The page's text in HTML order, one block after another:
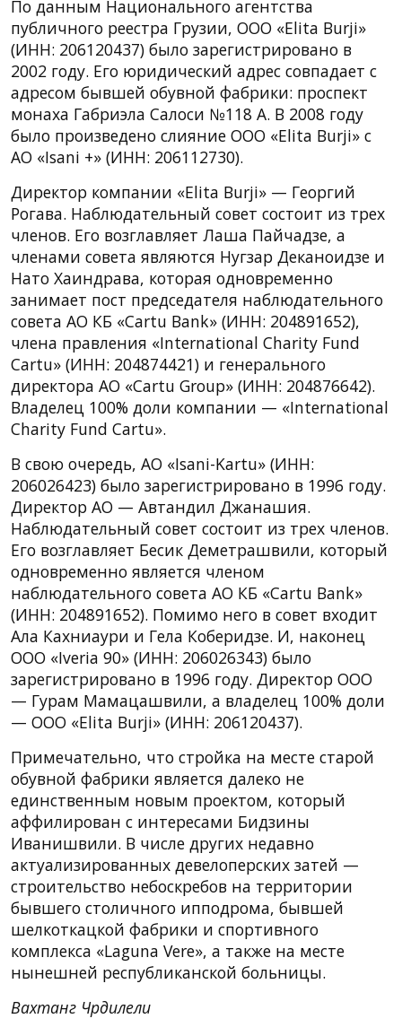
По данным Национального агентства
публичного реестра Грузии, ООО «Elita Burji»
(ИНН: 206120437) было зарегистрировано в
2002 году. Его юридический адрес совпадает с
адресом бывшей обувной фабрики: проспект
монаха Габриэла Салоси №118 А. В 2008 году
было произведено слияние ООО «Elita Burji» с
АО «Isani +» (ИНН: 206112730).
Директор компании «Elita Burji» — Георгий
Рогава. Наблюдательный совет состоит из трех
членов. Его возглавляет Лаша Пайчадзе, а
членами совета являются Нугзар Деканоидзе и
Нато Хаиндрава, которая одновременно
занимает пост председателя наблюдательного
совета АО КБ «Cartu Bank» (ИНН: 204891652),
члена правления «International Charity Fund
Cartu» (ИНН: 204874421) и генерального
директора АО «Cartu Group» (ИНН: 204876642).
Владелец 100% доли компании — «International
Charity Fund Cartu».
В свою очередь, АО «Isani-Kartu» (ИНН:
206026423) было зарегистрировано в 1996 году.
Директор АО — Автандил Джанашия.
Наблюдательный совет состоит из трех членов.
Его возглавляет Бесик Деметрашвили, который
одновременно является членом
наблюдательного совета АО КБ «Cartu Bank»
(ИНН: 204891652). Помимо него в совет входит
Ала Кахниаури и Гела Коберидзе. И, наконец
ООО «Iveria 90» (ИНН: 206026343) было
зарегистрировано в 1996 году. Директор ООО
— Гурам Мамацашвили, а владелец 100% доли
— ООО «Elita Burji» (ИНН: 206120437).
Примечательно, что стройка на месте старой
обувной фабрики является далеко не
единственным новым проектом, который
аффилирован с интересами Бидзины
Иванишвили. В числе других недавно
актуализированных девелоперских затей —
строительство небоскребов на территории
бывшего столичного ипподрома, бывшей
шелкоткацкой фабрики и спортивного
комплекса «Laguna Vere», а также на месте
нынешней республиканской больницы.
Вахтанг Чрдилели